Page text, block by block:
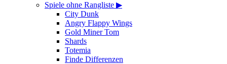
Spiele ohne Rangliste ▶
City Dunk
Angry Flappy Wings
Gold Miner Tom
Shards
Totemia
Finde Differenzen